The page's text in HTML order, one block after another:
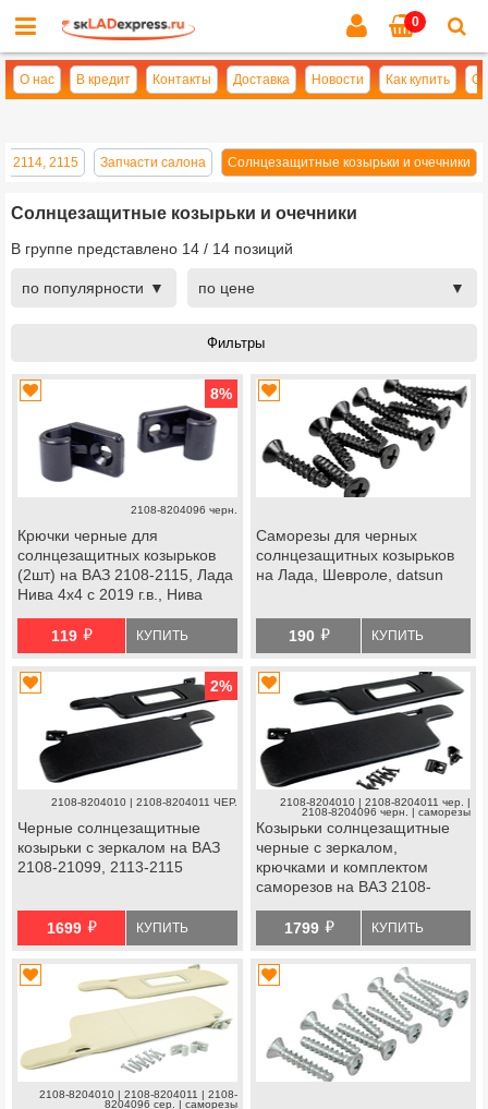
0
О нас В кредит Контакты Доставка Новости Как купить
2114, 2115 Запчасти салона Солнцезащитные козырьки и очечники
Солнцезащитные козырьки и очечники
В группе представлено 14 / 14 позиций
по популярности по цене
8%
2108-8204096 черн.
Крючки черные для
солнцезащитных козырьков
(2шт) на ВАЗ 2108-2115, Лада
Нива 4х4 с 2019 г.в., Нива
Нива119 й КУПИТЬ
Саморезы для черных
солнцезащитных козырьков
на Лада, Шевроле, datsun
190 й КУПИТЬ
2%
2108-8204010 | 2108-8204011 ЧЕР.
Черные солнцезащитные
козырьки с зеркалом на ВАЗ
2108-21099, 2113-2115
1699 й КУПИТЬ
2108-8204010 | 2108-8204011 чер. |
2108-8204096 черн. | саморезы
Козырьки солнцезащитные
черные с зеркалом,
крючками и комплектом
саморезов на ВАЗ 2108-
1799 й КУПИТЬ
2108-8204010 | 2108-8204011 | 2108-
8204096 сер. | саморезы